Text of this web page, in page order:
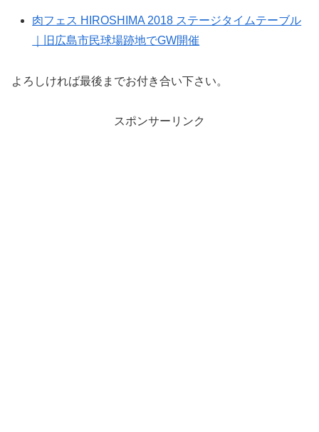
肉フェス HIROSHIMA 2018 ステージタイムテーブル
｜旧広島市民球場跡地でGW開催
よろしければ最後までお付き合い下さい。
スポンサーリンク